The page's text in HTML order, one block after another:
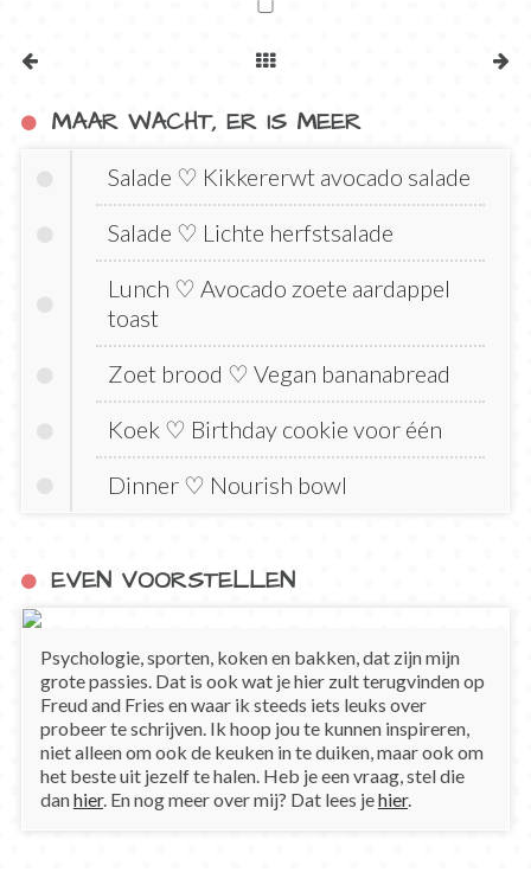
MAAR WACHT, ER IS MEER
Salade ♡ Kikkererwt avocado salade
Salade ♡ Lichte herfstsalade
Lunch ♡ Avocado zoete aardappel
toast
Zoet brood ♡ Vegan bananabread
Koek ♡ Birthday cookie voor één
Dinner ♡ Nourish bowl
EVEN VOORSTELLEN
Psychologie, sporten, koken en bakken, dat zijn mijn
grote passies. Dat is ook wat je hier zult terugvinden op
Freud and Fries en waar ik steeds iets leuks over
probeer te schrijven. Ik hoop jou te kunnen inspireren,
niet alleen om ook de keuken in te duiken, maar ook om
het beste uit jezelf te halen. Heb je een vraag, stel die
danhier. En nog meer over mij? Dat lees jehier.